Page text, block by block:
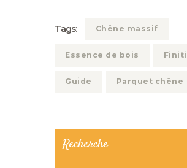
Tags: Chêne massif
Essence de bois
Guide Parquet chêne
Recherche